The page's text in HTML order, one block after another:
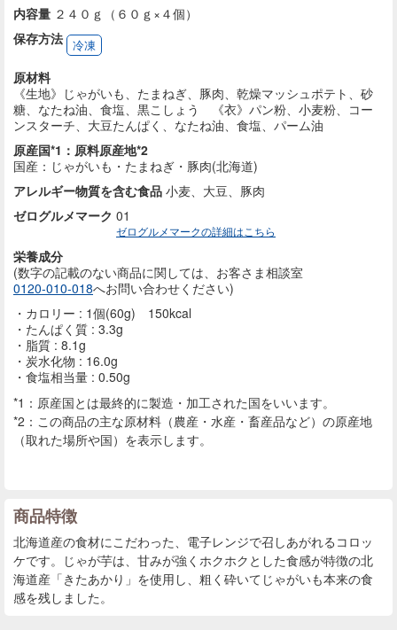
内容量 ２４０ｇ（６０ｇ×４個）
保存方法 冷凍
原材料
《生地》じゃがいも、たまねぎ、豚肉、乾燥マッシュポテト、砂
糖、なたね油、食塩、黒こしょう 《衣》パン粉、小麦粉、コー
ンスターチ、大豆たんぱく、なたね油、食塩、パーム油
原産国*1：原料原産地*2
国産：じゃがいも・たまねぎ・豚肉(北海道)
アレルギー物質を含む食品 小麦、大豆、豚肉
ゼログルメマーク 01
ゼログルメマークの詳細はこちら
栄養成分
(数字の記載のない商品に関しては、お客さま相談室
0120-010-018へお問い合わせください)
カロリー : 1個(60g) 150kcal
たんぱく質 : 3.3g
脂質 : 8.1g
炭水化物 : 16.0g
食塩相当量 : 0.50g
*1：原産国とは最終的に製造・加工された国をいいます。
*2：この商品の主な原材料（農産・水産・畜産品など）の原産地
（取れた場所や国）を表示します。
商品特徴
北海道産の食材にこだわった、電子レンジで召しあがれるコロッ
ケです。じゃが芋は、甘みが強くホクホクとした食感が特徴の北
海道産「きたあかり」を使用し、粗く砕いてじゃがいも本来の食
感を残しました。